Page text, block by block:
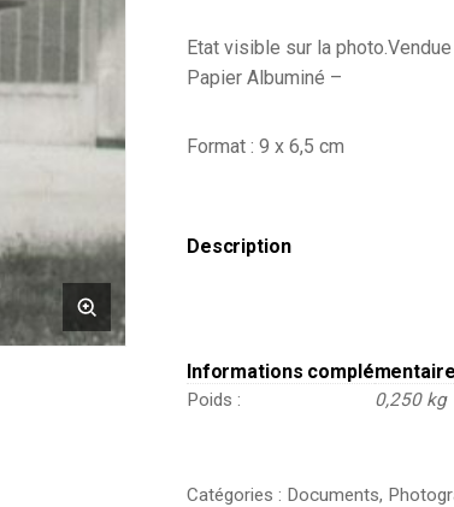
papier
originale
-
-
Aéronautique
Etat visible sur la
Papier Albuminé –
Format : 9 x 6,5 cm
Description
Informations
Poids 0,250 kg
Catégories : Documents,